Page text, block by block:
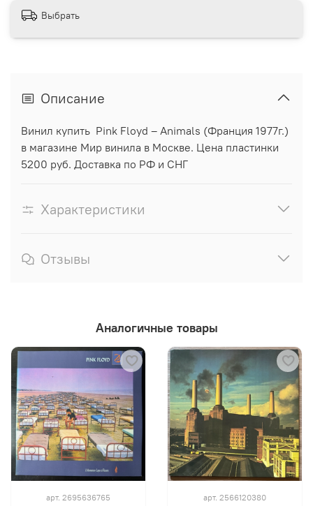
Выбрать
Описание
Винил купить Pink Floyd ‎– Animals (Франция 1977г.)
в магазине Мир винила в Москве. Цена пластинки
5200 руб. Доставка по РФ и СНГ
Характеристики
Отзывы
Аналогичные товары
арт. 2695636765 арт. 2566120380